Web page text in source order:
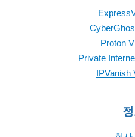
Proton
Private
IPVanish